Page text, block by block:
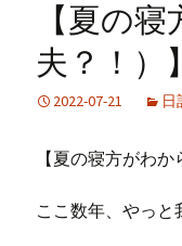
試合
ズームフライ
【夏の
夫？！
2022-07-21 日
【夏の寝方がわ
ここ数年、やっ